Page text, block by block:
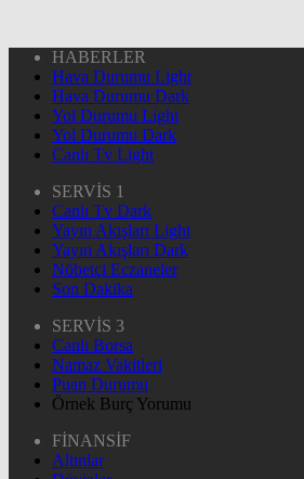
HABERLER
Hava Durumu Light
Hava Durumu Dark
Yol Durumu Light
Yol Durumu Dark
Canlı Tv Light
SERVİS 1
Canlı Tv Dark
Yayın Akışları Light
Yayın Akışları Dark
Nöbetçi Eczaneler
Son Dakika
SERVİS 3
Canlı Borsa
Namaz Vakitleri
Puan Durumu
Örnek Burç Yorumu
FİNANSİF
Altınlar